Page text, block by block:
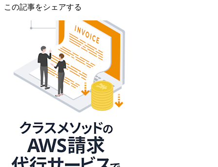
この記事をシェアする